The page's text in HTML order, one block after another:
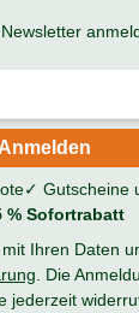
✓ Gutscheine
% Sofortrabatt
Ihren Daten
. Die
jederzeit